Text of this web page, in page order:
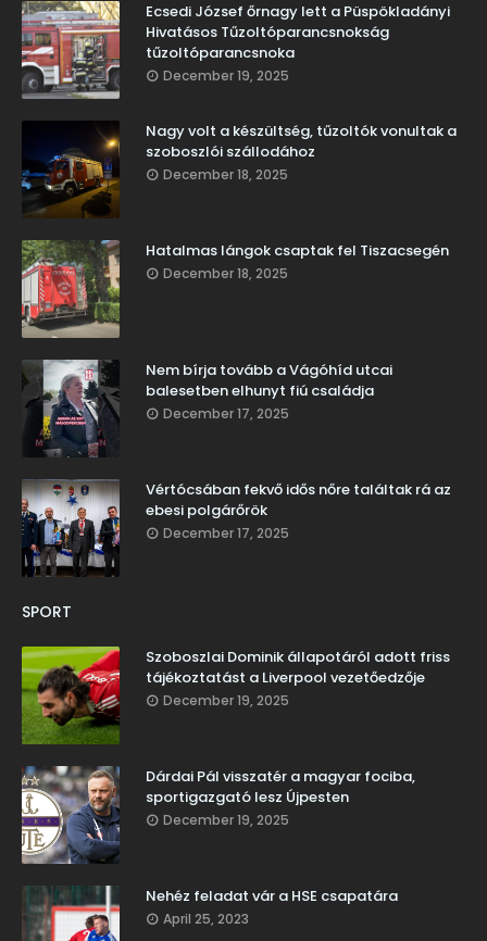
Ecsedi József őrnagy lett a Püspökladányi
Hivatásos Tűzoltóparancsnokság
tűzoltóparancsnoka
December 19, 2025
Nagy volt a készültség, tűzoltók vonultak a
szoboszlói szállodához
December 18, 2025
Hatalmas lángok csaptak fel Tiszacsegén
December 18, 2025
Nem bírja tovább a Vágóhíd utcai
balesetben elhunyt fiú családja
December 17, 2025
Vértócsában fekvő idős nőre találtak rá az
ebesi polgárőrök
December 17, 2025
SPORT
Szoboszlai Dominik állapotáról adott friss
tájékoztatást a Liverpool vezetőedzője
December 19, 2025
Dárdai Pál visszatér a magyar fociba,
sportigazgató lesz Újpesten
December 19, 2025
Nehéz feladat vár a HSE csapatára
April 25, 2023